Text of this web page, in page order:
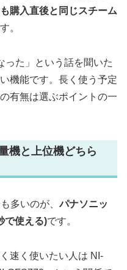
購入直後と同じスチーム
。
った」という話を聞いた
機能です。長く使う予定
有無は選ぶポイントの一
機と上位機どちら
多いのが、パナソニッ
で使える)です。
速く使いたい人は NI-